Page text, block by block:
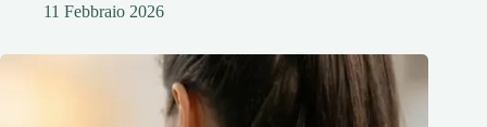
11 Febbraio 2026